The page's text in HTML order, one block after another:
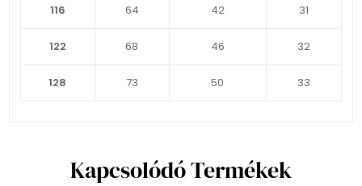
116 64 42 31
122 68 46 32
128 73 50 33
Kapcsolódó Termékek